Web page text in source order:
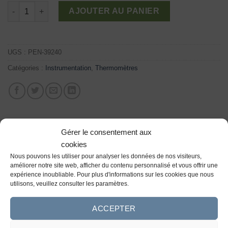
Gérer le consentement aux
cookies
Nous pouvons les utiliser pour analyser les données de nos visiteurs,
améliorer notre site web, afficher du contenu personnalisé et vous offrir une
expérience inoubliable. Pour plus d'informations sur les cookies que nous
utilisons, veuillez consulter les paramètres.
ACCEPTER
76,66 $
quantité de Thermomètres de poche imperméables
AJOUTER AU PANIER
UGS : PEN-39240
Catégories : Instrumentation, Thermomètres
Ce thermomètre emploie une tige d’acier inoxydable de
2.75” pour mesurer la température. L’affichage numérique
peut afficher en Fahrenheit (-40° à 392°F) ou en Celsius